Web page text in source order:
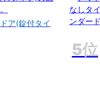
ア(錠付タイ